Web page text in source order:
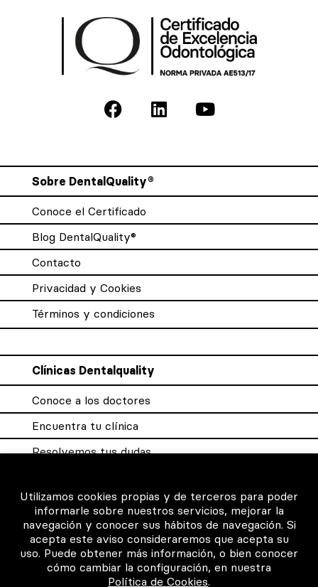
Sobre DentalQuality®
Conoce el Certificado
Blog DentalQuality®
Contacto
Privacidad y Cookies
Términos y condiciones
Clínicas Dentalquality
Conoce a los doctores
Encuentra tu clínica
Resolvemos tus dudas
Para los profesionales
Consigue tu certificado
Utilizamos cookies propias y de terceros para poder
informarle sobre nuestros servicios, mejorar la
navegación y conocer sus hábitos de navegación. Si
acepta este aviso consideraremos que acepta su
uso. Puede obtener más información, o bien conocer
cómo cambiar la configuración, en nuestra
Política de Cookies.